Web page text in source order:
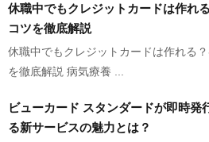
休職中でもクレジットカードは作れ
コツを徹底解説
休職中でもクレジットカードは作れる
を徹底解説 病気療養 ...
ビューカード スタンダードが即時発
る新サービスの魅力とは？